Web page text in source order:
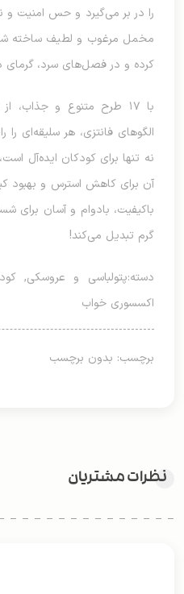
را در بر می‌گیرد و حس امنیت و
مخمل مرغوب و لطیف ساخته
کرده و در فصل‌های سرد، گرمای
با ۱۷ طرح متنوع و
الگوهای فانتزی، هر سلیقه‌ای
نه تنها برای کودکان ایده‌آل
آن برای کاهش استرس و بهبود
باکیفیت، بادوام و آسان برای
گرم تبدیل می‌کند!
دسته:پتولباسی و عروسکی,
اکسسوری خواب
برچسب: بدون برچسب
نظرات مشتریان